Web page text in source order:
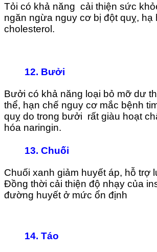
Tỏi có khả năng cải thiện sức
ngăn ngừa nguy cơ bị đột quỵ, hạ
cholesterol.
12. Bưởi
Bưởi có khả năng loại bỏ mỡ dư
thể, hạn chế nguy cơ mắc bệnh
quỵ do trong bưởi rất giàu hoạt
hóa naringin.
13. Chuối
Chuối xanh giảm huyết áp, hỗ trợ
Đồng thời cải thiện độ nhạy của
đường huyết ở mức ổn định
14. Táo